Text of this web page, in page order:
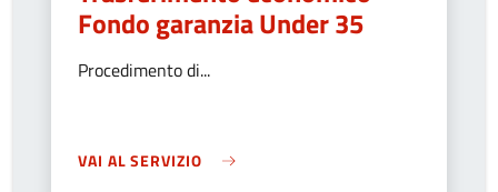
Fondo garanzia Under 35
Procedimento di...
VAI AL SERVIZIO